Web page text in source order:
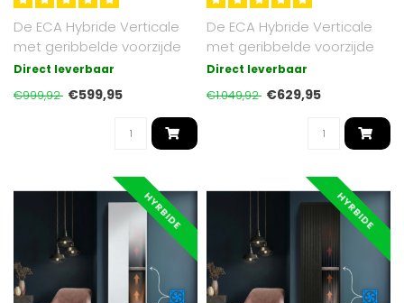
De ECA Hybride Verticale
met geribbelde voorzijde
radiator combineert
stralingsw..
Direct leverbaar
€999,92 €599,95
De ECA Hybride Verticale
met geribbelde voorzijde
radiator combineert
stralingsw..
Direct leverbaar
€1.049,92 €629,95
HYRBIDE HYRBIDE